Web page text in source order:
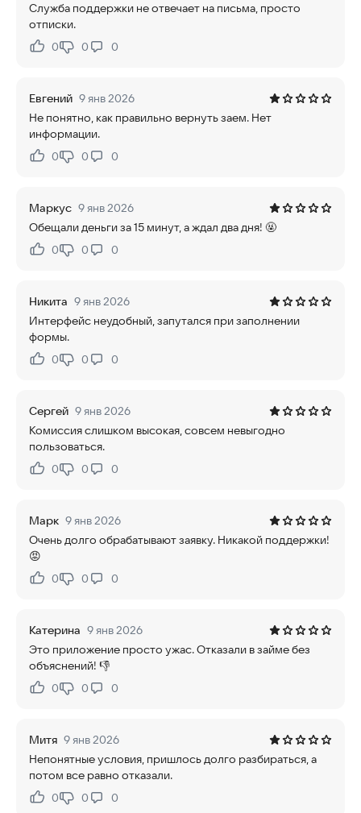
Служба поддержки не отвечает на письма, просто
отписки.
Нравится:
0Не нравится:
0 0
Евгений 9 янв 2026
Не понятно, как правильно вернуть заем. Нет
информации.
Нравится:
0Не нравится:
0 0
Маркус 9 янв 2026
Обещали деньги за 15 минут, а ждал два дня! 🤬
Нравится:
0Не нравится:
0 0
Никита 9 янв 2026
Интерфейс неудобный, запутался при заполнении
формы.
Нравится:
0Не нравится:
0 0
Сергей 9 янв 2026
Комиссия слишком высокая, совсем невыгодно
пользоваться.
Нравится:
0Не нравится:
0 0
Марк 9 янв 2026
Очень долго обрабатывают заявку. Никакой поддержки!
😡
Нравится:
0Не нравится:
0 0
Катерина 9 янв 2026
Это приложение просто ужас. Отказали в займе без
объяснений! 👎
Нравится:
0Не нравится:
0 0
Митя 9 янв 2026
Непонятные условия, пришлось долго разбираться, а
потом все равно отказали.
Нравится:
0Не нравится:
0 0